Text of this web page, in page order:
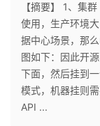
个
人
我
【摘要】 1、
使用，生产环境
据中心场景，那
图如下：因此开
下面，然后挂到
模式，机器挂则
API ...